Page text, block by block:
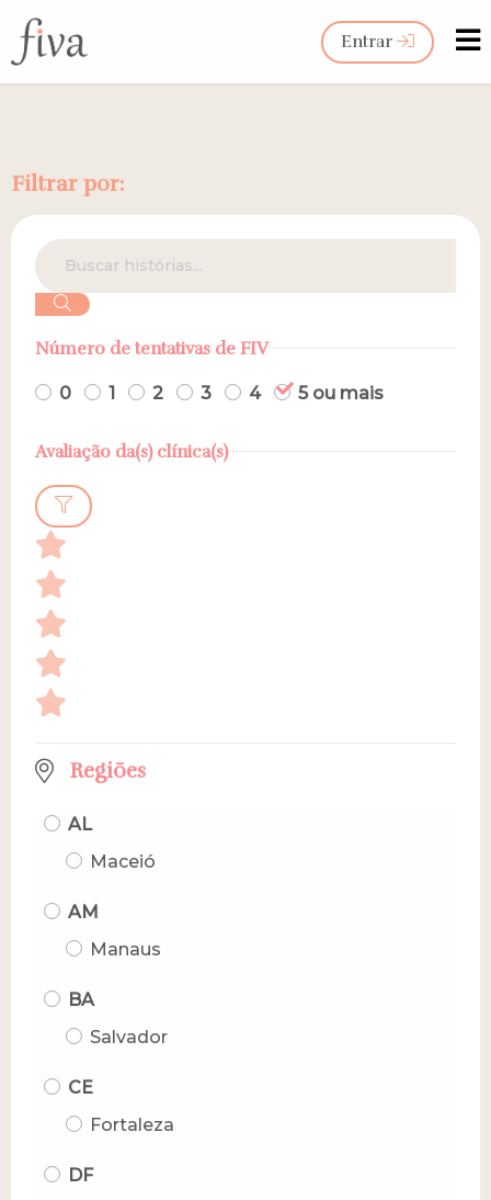
Entrar
Filtrar por:
Número de tentativas de FIV
0 1 2 3 4 5 ou mais
Avaliação da(s) clínica(s)
Regiões
AL
Maceió
AM
Manaus
BA
Salvador
CE
Fortaleza
DF